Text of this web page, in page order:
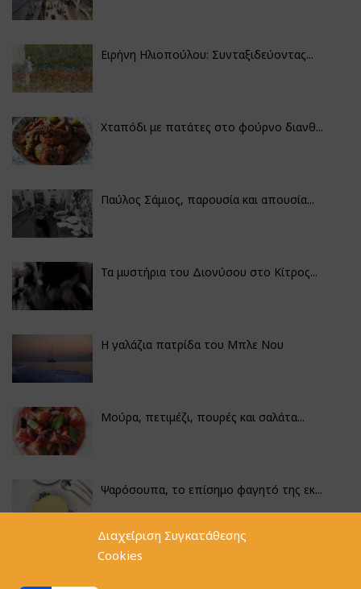
Διαχείριση Συγκατάθεσης
Cookies
Ειρήνη Ηλιοπούλου: Συνταξιδεύοντας...
Χταπόδι με πατάτες στο φούρνο διανθ...
Παύλος Σάμιος, παρουσία και απουσία...
Τα μυστήρια του Διονύσου στο Κίτρος...
Η γαλάζια πατρίδα του Μπλε Νου
Μούρα, πετιμέζι, πουρές και σαλάτα...
Ψαρόσουπα, το επίσημο φαγητό της εκ...
Κουνουπίδι γιαχνί με την αλχημεία π...